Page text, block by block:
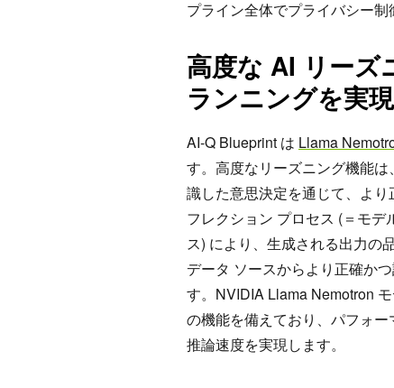
プライン全体でプライバシー制
高度な AI リーズ
ランニングを実現
AI-Q Blueprint は Llama
す。高度なリーズニング機能
識した意思決定を通じて、よ
フレクション プロセス (＝モ
ス) により、生成される出力の
データ ソースからより正確か
す。NVIDIA Llama Nemotron
の機能を備えており、パフォ
推論速度を実現します。